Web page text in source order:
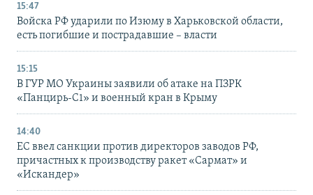
15:47
Войска РФ ударили по Изюму в Харьковской области,
есть погибшие и пострадавшие – власти
15:15
В ГУР МО Украины заявили об атаке на ПЗРК
«Панцирь-С1» и военный кран в Крыму
14:40
ЕС ввел санкции против директоров заводов РФ,
причастных к производству ракет «Сармат» и
«Искандер»